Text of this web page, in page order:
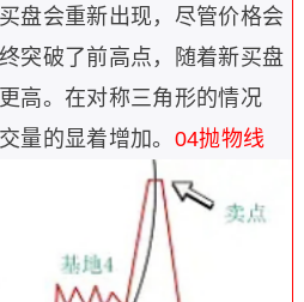
盘会重新出现，尽管价格会
突破了前高点，随着新买盘
高。在对称三角形的情况
量的显着增加。 04抛物线